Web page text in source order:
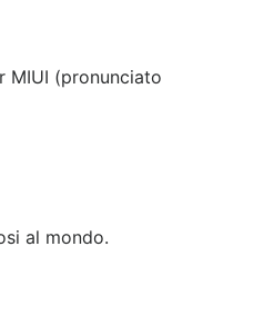
MIUI (pronunciato
al mondo.